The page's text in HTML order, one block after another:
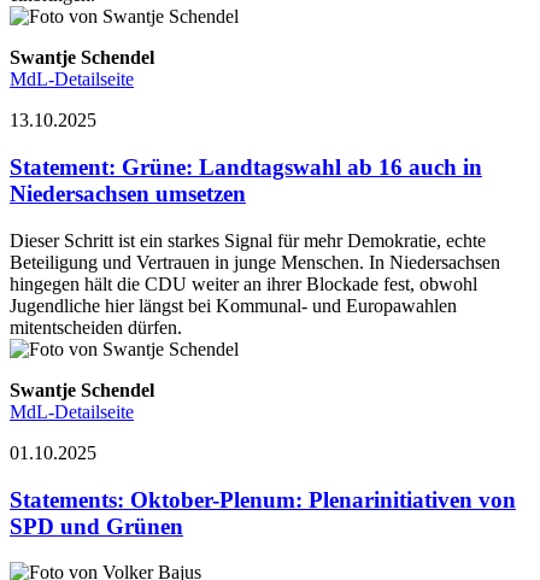
Swantje Schendel
MdL-Detailseite
13.10.2025
Statement: Grüne: Landtagswahl ab 16 auch in
Niedersachsen umsetzen
Dieser Schritt ist ein starkes Signal für mehr Demokratie, echte
Beteiligung und Vertrauen in junge Menschen. In Niedersachsen
hingegen hält die CDU weiter an ihrer Blockade fest, obwohl
Jugendliche hier längst bei Kommunal- und Europawahlen
mitentscheiden dürfen.
Swantje Schendel
MdL-Detailseite
01.10.2025
Statements: Oktober-Plenum: Plenarinitiativen von
SPD und Grünen